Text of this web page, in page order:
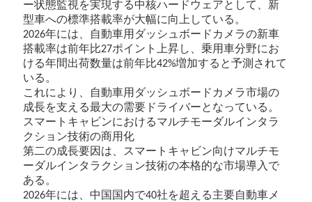
ー状態監視を実現する中核ハードウェアとして、新
型車への標準搭載率が大幅に向上している。
2026年には、自動車用ダッシュボードカメラの新車
搭載率は前年比27ポイント上昇し、乗用車分野にお
ける年間出荷数量は前年比42%増加すると予測されて
いる。
これにより、自動車用ダッシュボードカメラ市場の
成長を支える最大の需要ドライバーとなっている。
スマートキャビンにおけるマルチモーダルインタラ
クション技術の商用化
第二の成長要因は、スマートキャビン向けマルチモ
ーダルインタラクション技術の本格的な市場導入で
ある。
2026年には、中国国内で40社を超える主要自動車メ